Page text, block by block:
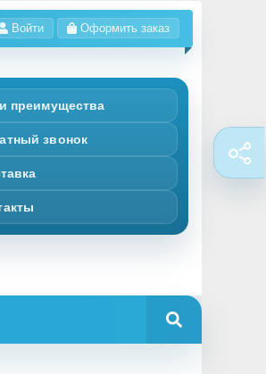
Войти Оформить заказ
преимущества
звонок